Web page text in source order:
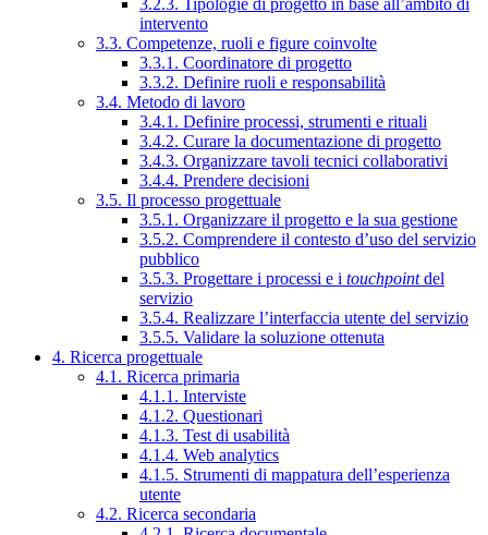
3.2.3. Tipologie di progetto in base all’ambito di
intervento
3.3. Competenze, ruoli e figure coinvolte
3.3.1. Coordinatore di progetto
3.3.2. Definire ruoli e responsabilità
3.4. Metodo di lavoro
3.4.1. Definire processi, strumenti e rituali
3.4.2. Curare la documentazione di progetto
3.4.3. Organizzare tavoli tecnici collaborativi
3.4.4. Prendere decisioni
3.5. Il processo progettuale
3.5.1. Organizzare il progetto e la sua gestione
3.5.2. Comprendere il contesto d’uso del servizio
pubblico
3.5.3. Progettare i processi e i touchpointdel
servizio
3.5.4. Realizzare l’interfaccia utente del servizio
3.5.5. Validare la soluzione ottenuta
4. Ricerca progettuale
4.1. Ricerca primaria
4.1.1. Interviste
4.1.2. Questionari
4.1.3. Test di usabilità
4.1.4. Web analytics
4.1.5. Strumenti di mappatura dell’esperienza
utente
4.2. Ricerca secondaria